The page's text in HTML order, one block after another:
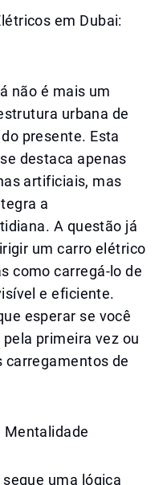
em Dubai:
não é mais um
urbana de
presente. Esta
destaca apenas
artificiais, mas
a
A questão já
um carro elétrico
como carregá-lo de
e eficiente.
esperar se você
primeira vez ou
carregamentos de
Mentalidade
uma lógica